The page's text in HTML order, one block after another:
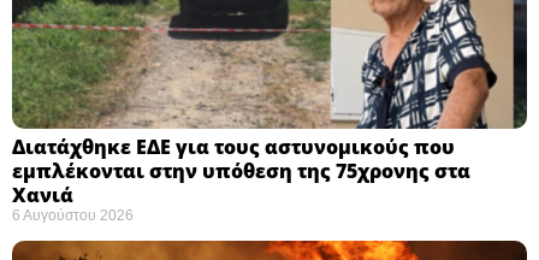
Διατάχθηκε ΕΔΕ για τους αστυνομικούς που
εμπλέκονται στην υπόθεση της 75χρονης στα
Χανιά
6 Αυγούστου 2026